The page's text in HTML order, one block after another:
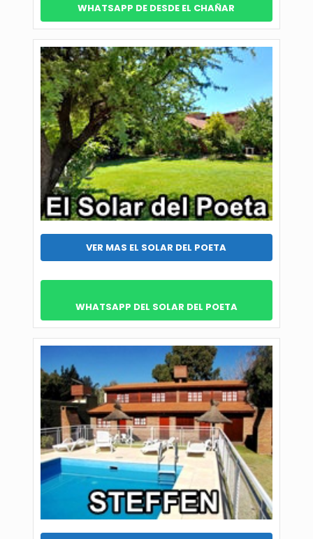
WHATSAPP DE DESDE EL CHAÑAR
VER MAS EL SOLAR DEL POETA
WHATSAPP DEL SOLAR DEL POETA